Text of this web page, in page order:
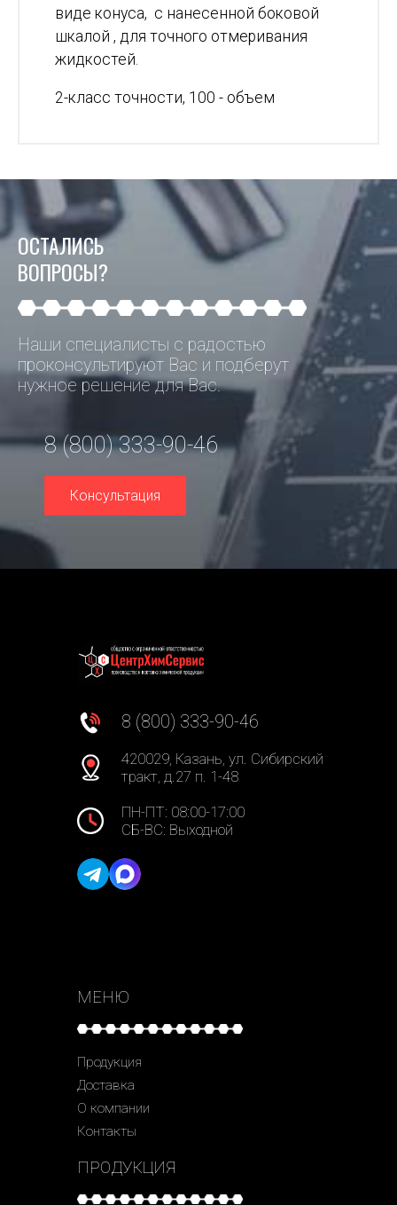
виде конуса, с нанесенной боковой
шкалой , для точного отмеривания
жидкостей.
2-класс точности, 100 - объем
ОСТАЛИСЬ
ВОПРОСЫ?
Наши специалисты с радостью
проконсультируют Вас и подберут
нужное решение для Вас.
8 (800) 333-90-46
Консультация
8 (800) 333-90-46
420029, Казань, ул. Сибирский
тракт, д.27 п. 1-48
ПН-ПТ: 08:00-17:00
СБ-ВС: Выходной
МЕНЮ
Продукция
Доставка
О компании
Контакты
ПРОДУКЦИЯ